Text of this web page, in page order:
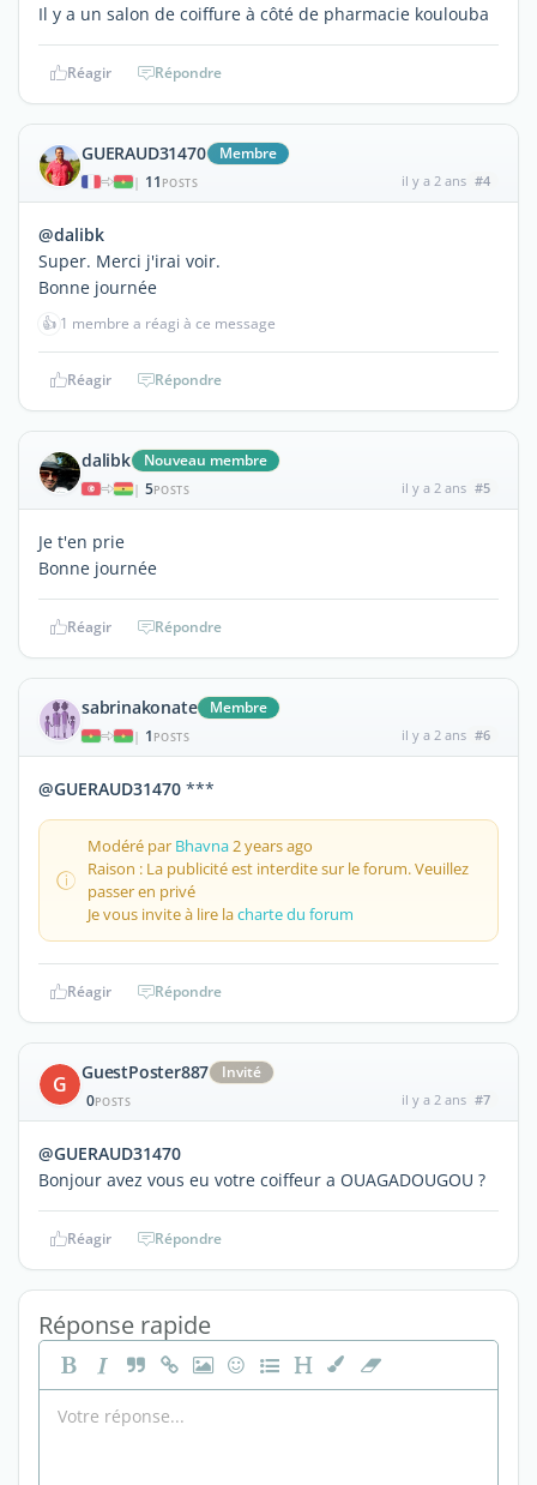
Il y a un salon de coiffure à côté de pharmacie koulouba
Réagir Répondre
GUERAUD31470 Membre
| 11 POSTS il y a 2 ans #4
@dalibk
Super. Merci j'irai voir.
Bonne journée
👍 1 membre a réagi à ce message
Réagir Répondre
dalibk Nouveau membre
| 5POSTS il y a 2 ans #5
Je t'en prie
Bonne journée
Réagir Répondre
sabrinakonate Membre
| 1 POSTS il y a 2 ans #6
@GUERAUD31470 ***
Modéré par Bhavna2 years ago
Raison : La publicité est interdite sur le forum. Veuillez
passer en privé
Je vous invite à lire lacharte du forum
Réagir Répondre
G GuestPoster887
Invité
0POSTS il y a 2 ans #7
@GUERAUD31470
Bonjour avez vous eu votre coiffeur a OUAGADOUGOU ?
Réagir Répondre
Réponse rapide